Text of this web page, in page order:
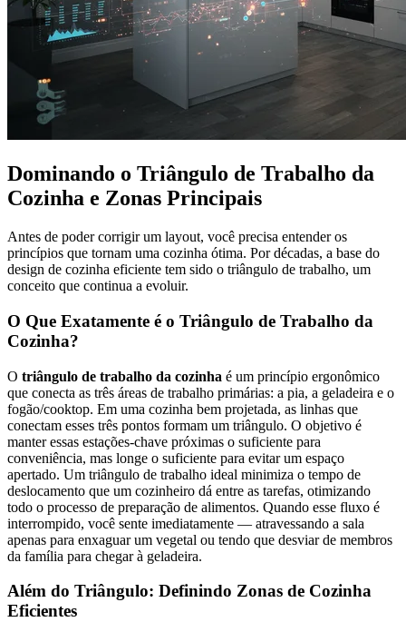
Dominando o Triângulo de Trabalho da
Cozinha e Zonas Principais
Antes de poder corrigir um layout, você precisa entender os
princípios que tornam uma cozinha ótima. Por décadas, a base do
design de cozinha eficiente tem sido o triângulo de trabalho, um
conceito que continua a evoluir.
O Que Exatamente é o Triângulo de Trabalho da
Cozinha?
O triângulo de trabalho da cozinha é um princípio ergonômico
que conecta as três áreas de trabalho primárias: a pia, a geladeira e o
fogão/cooktop. Em uma cozinha bem projetada, as linhas que
conectam esses três pontos formam um triângulo. O objetivo é
manter essas estações-chave próximas o suficiente para
conveniência, mas longe o suficiente para evitar um espaço
apertado. Um triângulo de trabalho ideal minimiza o tempo de
deslocamento que um cozinheiro dá entre as tarefas, otimizando
todo o processo de preparação de alimentos. Quando esse fluxo é
interrompido, você sente imediatamente — atravessando a sala
apenas para enxaguar um vegetal ou tendo que desviar de membros
da família para chegar à geladeira.
Além do Triângulo: Definindo Zonas de Cozinha
Eficientes